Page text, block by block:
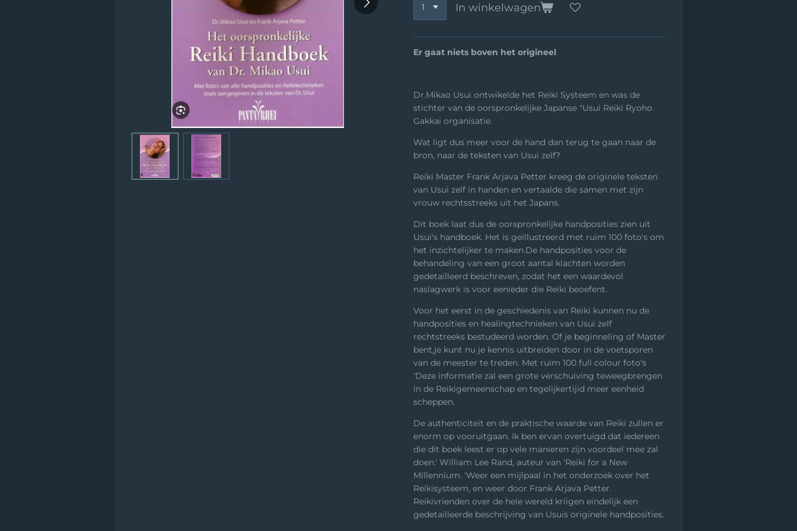
In winkelwagen
Er gaat niets boven het origineel
Dr.Mikao Usui ontwikelde het Reiki Systeem en was de
stichter van de oorspronkelijke Japanse "Usui Reiki Ryoho
Gakkai organisatie.
Wat ligt dus meer voor de hand dan terug te gaan naar de
bron, naar de teksten van Usui zelf?
Reiki Master Frank Arjava Petter kreeg de originele teksten
van Usui zelf in handen en vertaalde die samen met zijn
vrouw rechtsstreeks uit het Japans.
Dit boek laat dus de oorspronkelijke handposities zien uit
Usui's handboek. Het is geillustreerd met ruim 100 foto's om
het inzichtelijker te maken.De handposities voor de
behandeling van een groot aantal klachten worden
gedetailleerd beschreven, zodat het een waardevol
naslagwerk is voor eenieder die Reiki beoefent.
Voor het eerst in de geschiedenis van Reiki kunnen nu de
handposities en healingtechnieken van Usui zelf
rechtstreeks bestudeerd worden. Of je beginneling of Master
bent,je kunt nu je kennis uitbreiden door in de voetsporen
van de meester te treden. Met ruim 100 full colour foto's
'Deze informatie zal een grote verschuiving teweegbrengen
in de Reikigemeenschap en tegelijkertijid meer eenheid
scheppen.
De authenticiteit en de praktische waarde van Reiki zullen er
enorm op vooruitgaan. Ik ben ervan overtuigd dat iedereen
die dit boek leest er op vele manieren zijn voordeel mee zal
doen.' William Lee Rand, auteur van 'Reiki for a New
Millennium. 'Weer een mijlpaal in het onderzoek over het
Reikisysteem, en weer door Frank Arjava Petter.
Reikivrienden over de hele wereld kriigen eindelijk een
gedetailleerde beschrijving van Usuis originele handposities.